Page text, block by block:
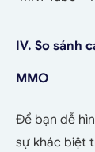
IV. So sánh
MMO
Để bạn dễ
sự khác biệt